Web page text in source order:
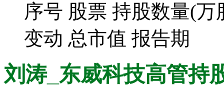
序号 股票 持股数量(
变动 总市值 报告期
刘涛_东威科技高管持股